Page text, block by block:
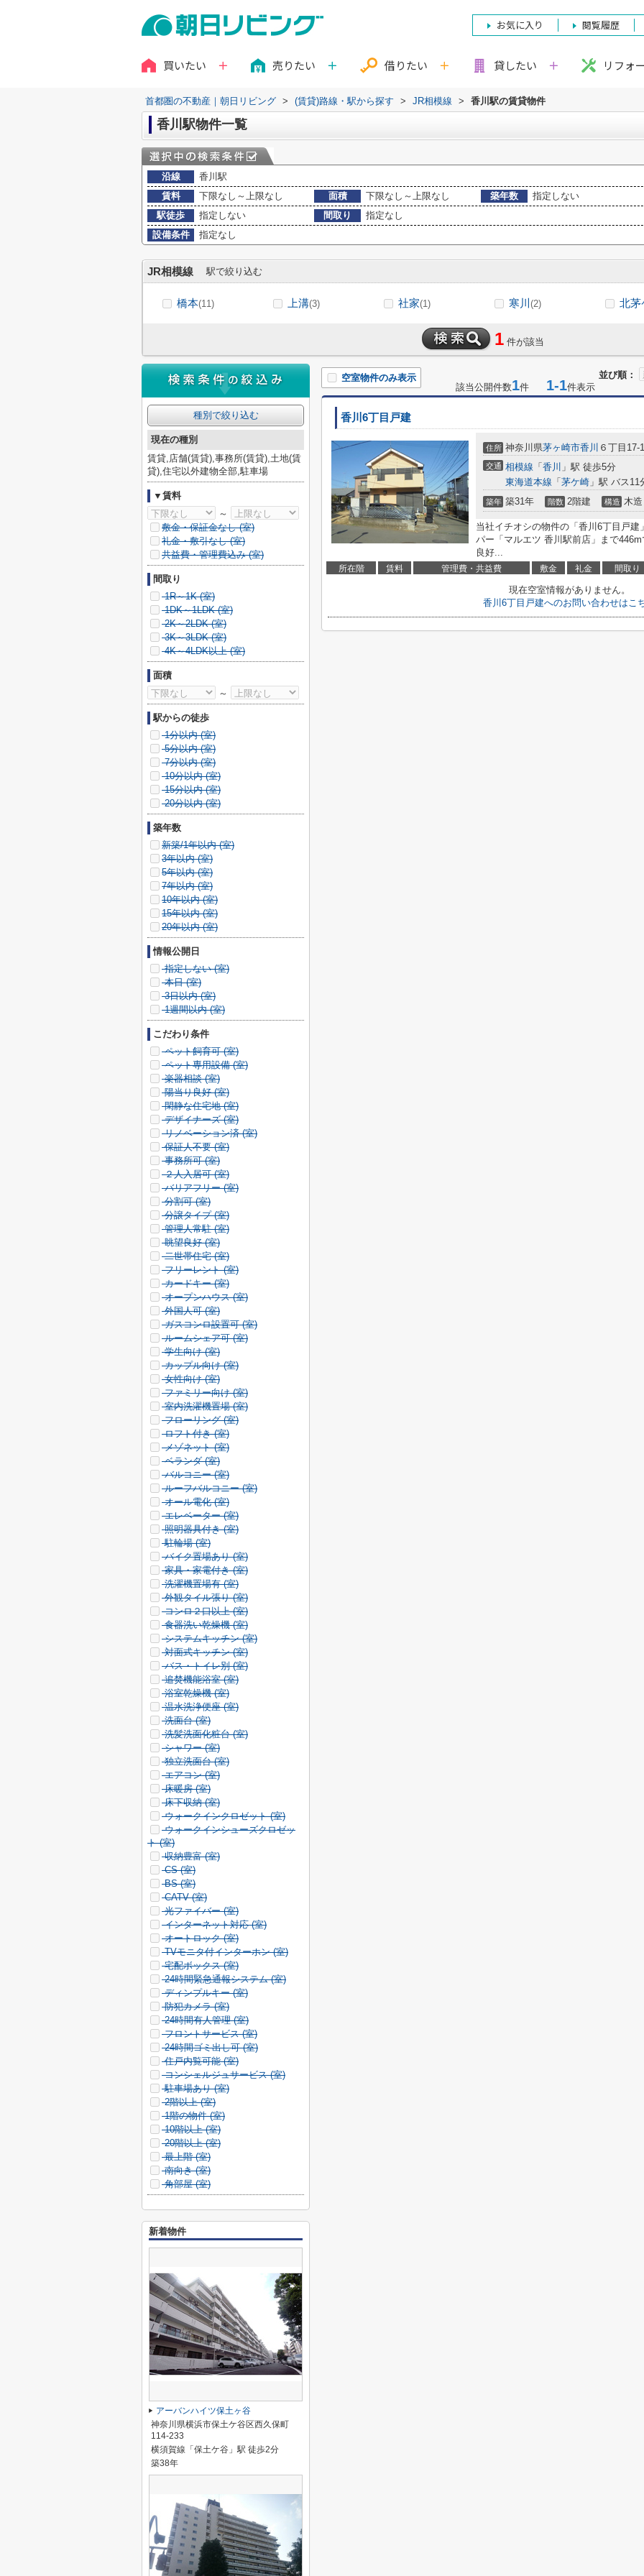
お気に入り 閲覧履歴
買いたい 売りたい 借りたい 貸したい リフォ
首都圏の不動産｜朝日リビング > (賃貸)路線・駅から探す > JR相模線 > 香川駅の賃貸物件
香川駅物件一覧
沿線
香川駅
賃料
下限なし～上限なし 面積 下限なし～上限なし 築年数
指定しない
駅徒歩
指定しない 間取り
指定なし
設備条件
指定なし
JR相模線 駅で絞り込む
橋本(11) 上溝(3) 社家(1) 寒川 (2) 北茅
1 件が該当
並び順：
空室物件のみ表示
該当公開件数1件 1-1件表示
香川6丁目戸建
住所 神奈川県茅ヶ崎市香川 ６丁目17-1
交通 相模線 「 香川 」駅 徒歩5分
東海道本線 「 茅ケ崎 」駅 バス
築年 築31年 階数 2階建 構造 木造
当社イチオシの物件の「香川6丁目戸
パー「マルエツ 香川駅前店」まで
良好...
所在階 賃料 管理費・共益費 敷金 礼金 間取り
現在空室情報がありません。
香川6丁目戸建へのお問い合わせはこ
種別で絞り込む
現在の種別
賃貸,店舗(賃貸),事務所(賃貸),土地(賃
貸),住宅以外建物全部,駐車場
▼賃料
～
敷金・保証金なし (室)
礼金・敷引なし (室)
共益費・管理費込み (室)
間取り
1R～1K (室)
1DK～1LDK (室)
2K～2LDK (室)
3K～3LDK (室)
4K～4LDK以上 (室)
面積
～
駅からの徒歩
1分以内 (室)
5分以内 (室)
7分以内 (室)
10分以内 (室)
15分以内 (室)
20分以内 (室)
築年数
新築/1年以内 (室)
3年以内 (室)
5年以内 (室)
7年以内 (室)
10年以内 (室)
15年以内 (室)
20年以内 (室)
情報公開日
指定しない (室)
本日 (室)
3日以内 (室)
1週間以内 (室)
こだわり条件
ペット飼育可 (室)
ペット専用設備 (室)
楽器相談 (室)
陽当り良好 (室)
閑静な住宅地 (室)
デザイナーズ (室)
リノベーション済 (室)
保証人不要 (室)
事務所可 (室)
２人入居可 (室)
バリアフリー (室)
分割可 (室)
分譲タイプ (室)
管理人常駐 (室)
眺望良好 (室)
二世帯住宅 (室)
フリーレント (室)
カードキー (室)
オープンハウス (室)
外国人可 (室)
ガスコンロ設置可 (室)
ルームシェア可 (室)
学生向け (室)
カップル向け (室)
女性向け (室)
ファミリー向け (室)
室内洗濯機置場 (室)
フローリング (室)
ロフト付き (室)
メゾネット (室)
ベランダ (室)
バルコニー (室)
ルーフバルコニー (室)
オール電化 (室)
エレベーター (室)
照明器具付き (室)
駐輪場 (室)
バイク置場あり (室)
家具・家電付き (室)
洗濯機置場有 (室)
外観タイル張り (室)
コンロ２口以上 (室)
食器洗い乾燥機 (室)
システムキッチン (室)
対面式キッチン (室)
バス・トイレ別 (室)
追焚機能浴室 (室)
浴室乾燥機 (室)
温水洗浄便座 (室)
洗面台 (室)
洗髪洗面化粧台 (室)
シャワー (室)
独立洗面台 (室)
エアコン (室)
床暖房 (室)
床下収納 (室)
ウォークインクロゼット (室)
ウォークインシューズクロゼッ
ト (室)
収納豊富 (室)
CS (室)
BS (室)
CATV (室)
光ファイバー (室)
インターネット対応 (室)
オートロック (室)
TVモニタ付インターホン (室)
宅配ボックス (室)
24時間緊急通報システム (室)
ディンプルキー (室)
防犯カメラ (室)
24時間有人管理 (室)
フロントサービス (室)
24時間ゴミ出し可 (室)
住戸内覧可能 (室)
コンシェルジュサービス (室)
駐車場あり (室)
2階以上 (室)
1階の物件 (室)
10階以上 (室)
20階以上 (室)
最上階 (室)
南向き (室)
角部屋 (室)
新着物件
アーバンハイツ保土ヶ谷
神奈川県横浜市保土ケ谷区西久保町
114-233
横須賀線「保土ケ谷」駅 徒歩2分
築38年